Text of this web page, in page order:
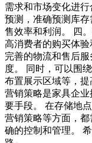
需求和市场变化进
预测，准确预测库
售效率和利润。 四
高消费者的购买体验
完善的物流和售后
度。 同时，可以围
布置展示区域等，
营销策略是家具企
要手段。 在存储地
营销策略等方面，
确的控制和管理。